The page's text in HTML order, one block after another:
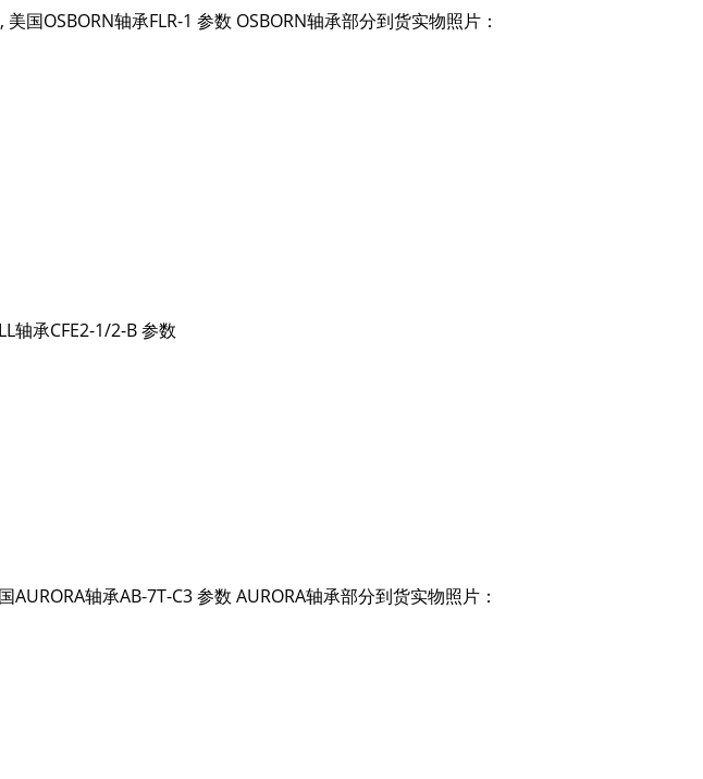
国OSBORN轴承FLR-1 参数 OSBORN轴承部分到货实物照片：
轴承CFE2-1/2-B 参数
轴承AB-7T-C3 参数 AURORA轴承部分到货实物照片：